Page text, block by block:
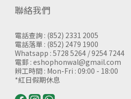
聯絡我們
電話查詢 : (852) 2331 2005
電話落單 : (852) 2479 1900
Whatsapp : 5728 5264 / 9254 7244
電郵 : eshophonwal@gmail.com
辨工時間 : Mon-Fri : 09:00 - 18:00
*紅日假期休息